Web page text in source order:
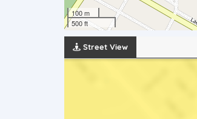
100 m
500 ft
Street View